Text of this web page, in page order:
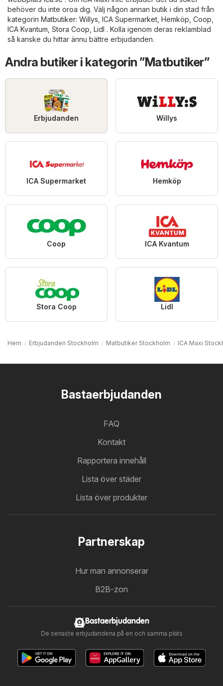
behöver du inte oroa dig. Välj någon annan butik i din stad från
kategorin Matbutiker: Willys ICA Supermarket Hemköp Coop
ICA Kvantum Stora Coop Lidl . Kolla igenom deras reklamblad
så kanske du hittar ännu bättre erbjudanden.
Andra butiker i kategorin ”Matbutiker”
Erbjudanden Willys
ICA Supermarket Hemköp
Coop ICA Kvantum
Stora Coop Lidl
Hem Erbjudanden Stockholm Matbutiker Stockholm ICA Maxi
Bastaerbjudanden
FAQ
Kontakt
Rapportera innehåll
Lista över städer
Lista över produkter
Partnerskap
Hur man annonserar
B2B-zon
Bastaerbjudanden
De senaste erbjudandena på en och samma plats